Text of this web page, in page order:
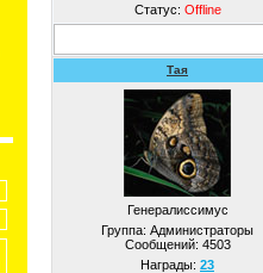
Статус: Offline
Тая
Генералиссимус
Группа: Администраторы
Сообщений: 4503
Награды: 23